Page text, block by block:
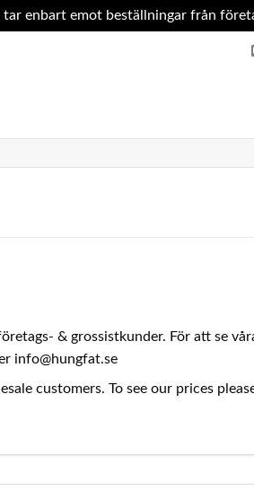
tar enbart emot beställningar från
& grossistkunder. För att se
info@hungfat.se
customers. To see our prices